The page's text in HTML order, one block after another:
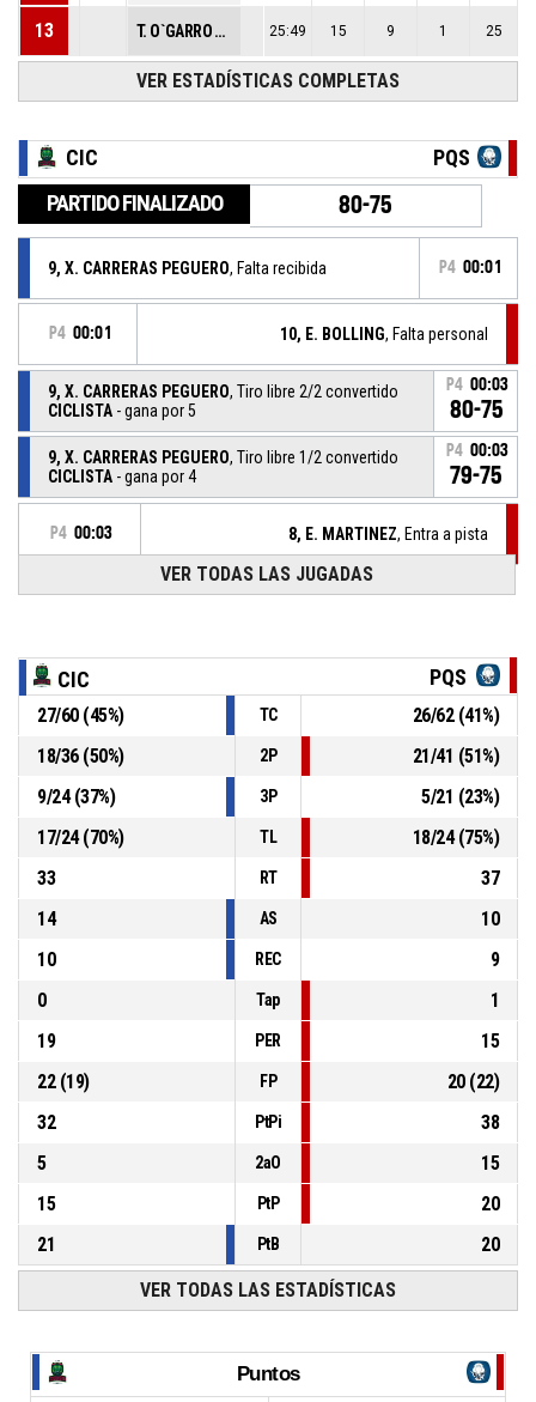
13 T. O`GARRO JR. 25:49 15 9 1 25
VER ESTADÍSTICAS COMPLETAS
CIC PQS
PARTIDO FINALIZADO 80-75
9, X. CARRERAS PEGUERO, Falta recibida P4 00:01
P4 00:01 10, E. BOLLING, Falta personal
9, X. CARRERAS PEGUERO, Tiro libre 2/2 convertido
CICLISTA - gana por 5
P4 00:03
80-75
9, X. CARRERAS PEGUERO, Tiro libre 1/2 convertido
CICLISTA - gana por 4
P4 00:03
79-75
P4 00:03 8, E. MARTINEZ, Entra a pista
P4 00:03 10, E. BOLLING, Se retira
9, X. CARRERAS PEGUERO P4 00:04
9, X. CARRERAS PEGUERO
, Tiro libre 1/2 convertido
CICLISTA
- gana por 3
P4 00:04
78-75
P4 00:04 , Entra a pista
VER TODAS LAS JUGADAS
CIC PQS
27/60(45%) TC 26/62(41%)
18/36(50%) 2P 21/41 (51%)
9/24(37%) 3P 5/21 (23%)
17/24(70%) TL 18/24(75%)
33
RT
37
14
AS
10
10
REC
9
0
Tap
1
19
PER
15
22(19) FP 20(22)
32
PtPi
38
5
2aO
15
15
PtP
20
21
PtB 20
VER TODAS LAS ESTADÍSTICAS
Puntos